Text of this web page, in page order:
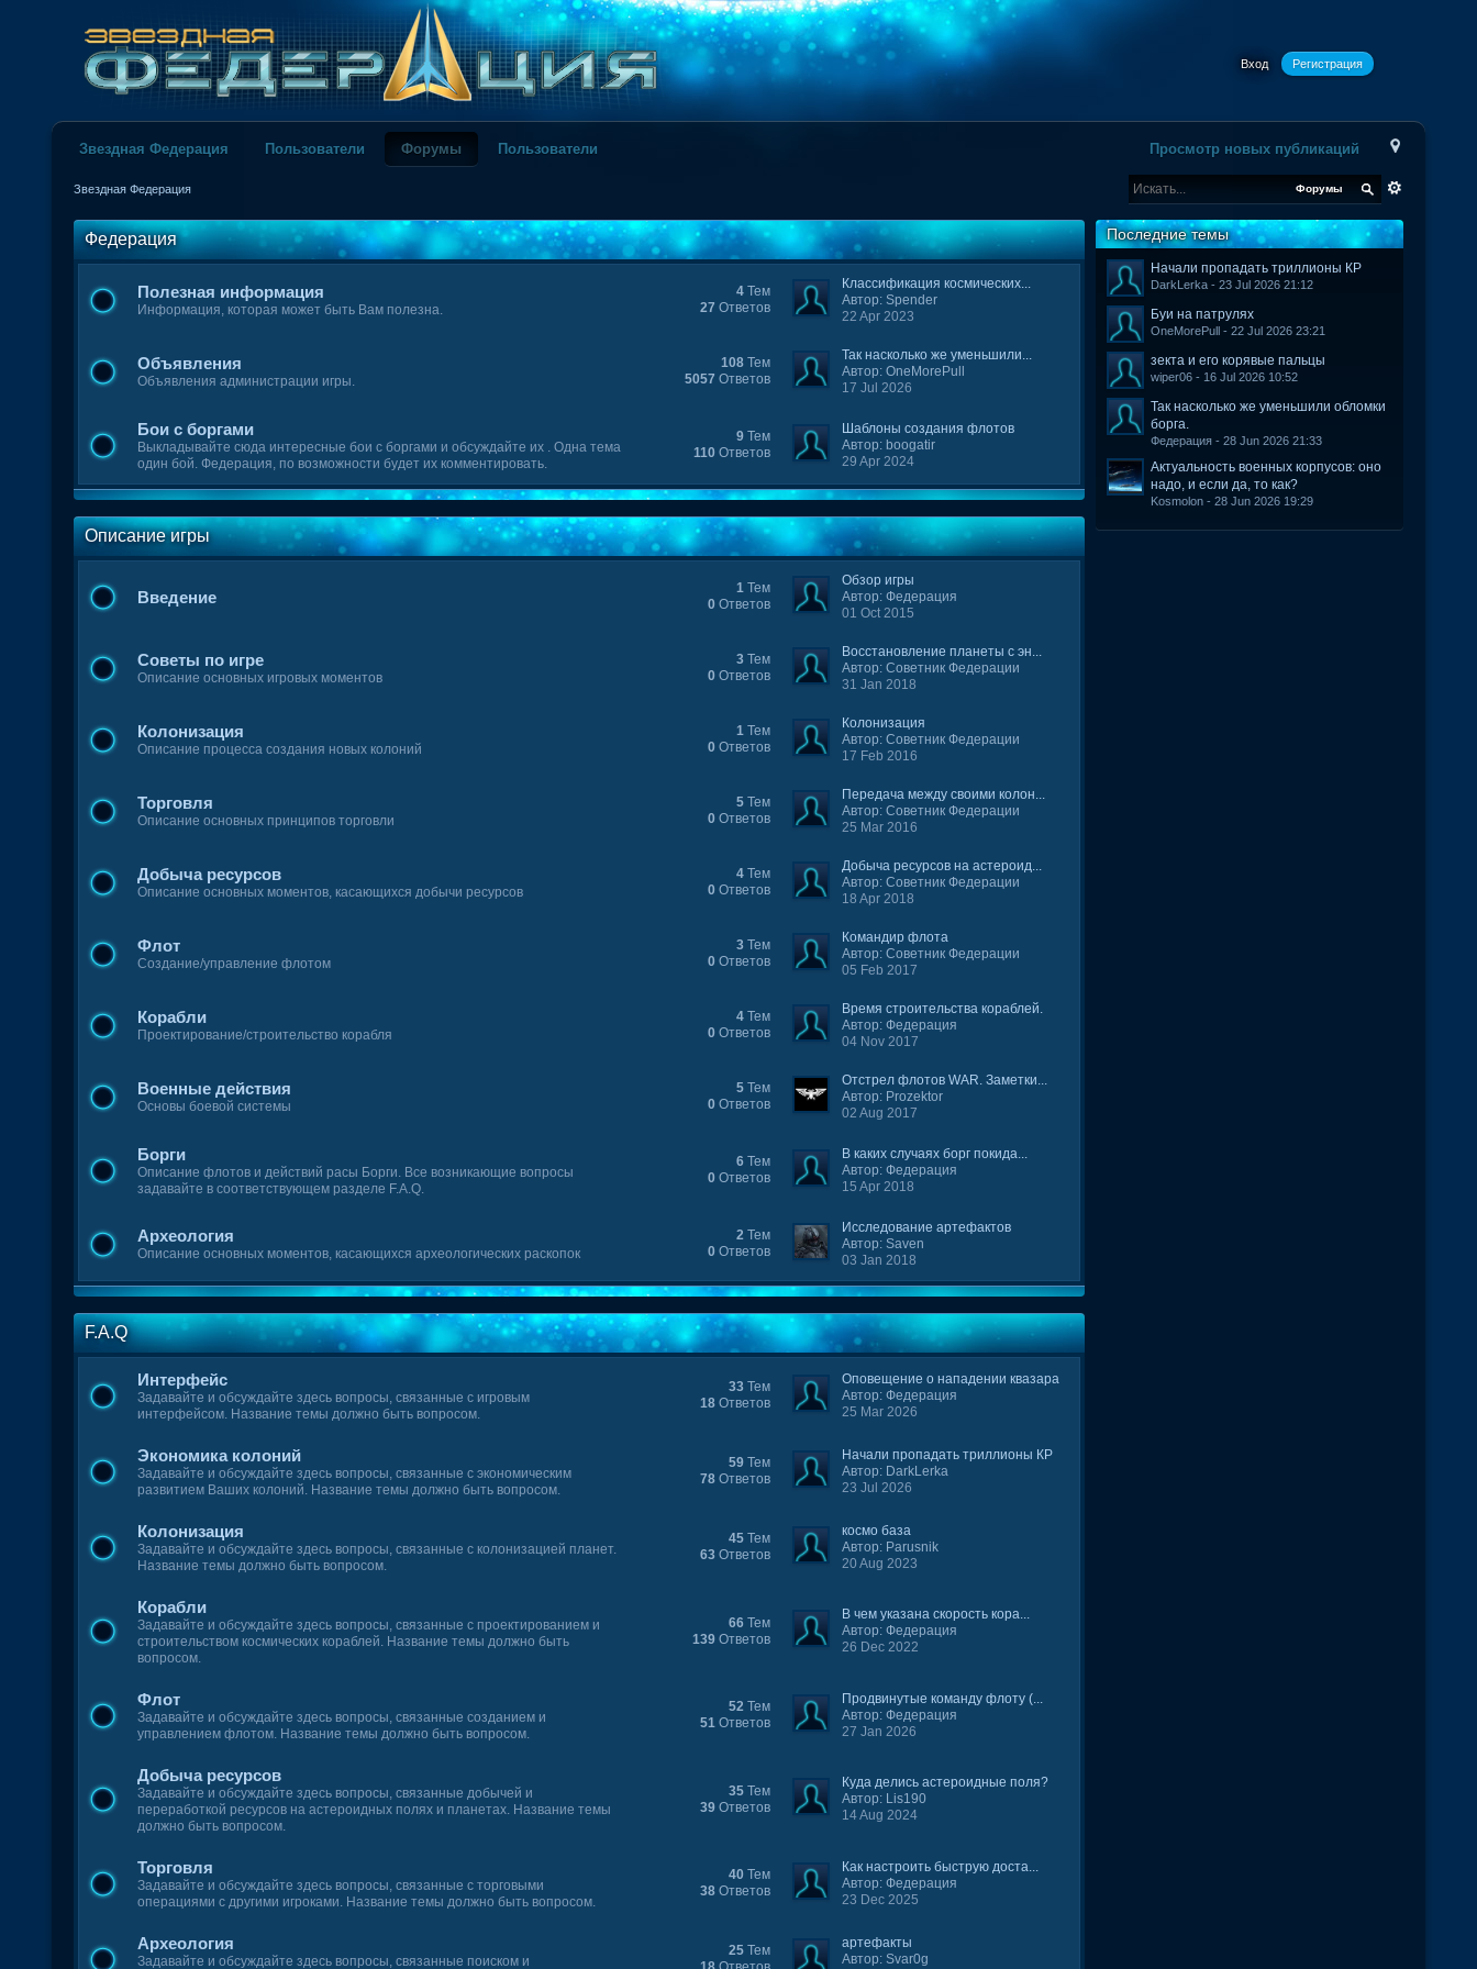
Вход Регистрация
Просмотр новых публикаций
Звездная Федерация Пользователи Форумы Пользователи
Звездная Федерация Форумы
Федерация
Полезная информация
Информация, которая может быть Вам полезна.
4 Тем
27 Ответов
Классификация космических...
Автор: Spender
22 Apr 2023
Объявления
Объявления администрации игры.
108 Тем
5057 Ответов
Так насколько же уменьшили...
Автор: OneMorePull
17 Jul 2026
Бои с боргами
Выкладывайте сюда интересные бои с боргами и обсуждайте их . Одна тема
один бой. Федерация, по возможности будет их комментировать.
9 Тем
110 Ответов
Шаблоны создания флотов
Автор: boogatir
29 Apr 2024
Описание игры
Введение 1 Тем
0 Ответов
Обзор игры
Автор: Федерация
01 Oct 2015
Советы по игре
Описание основных игровых моментов
3 Тем
0 Ответов
Восстановление планеты с эн...
Автор: Советник Федерации
31 Jan 2018
Колонизация
Описание процесса создания новых колоний
1 Тем
0 Ответов
Колонизация
Автор: Советник Федерации
17 Feb 2016
Торговля
Описание основных принципов торговли
5 Тем
0 Ответов
Передача между своими колон...
Автор: Советник Федерации
25 Mar 2016
Добыча ресурсов
Описание основных моментов, касающихся добычи ресурсов
4 Тем
0 Ответов
Добыча ресурсов на астероид...
Автор: Советник Федерации
18 Apr 2018
Флот
Создание/управление флотом
3 Тем
0 Ответов
Командир флота
Автор: Советник Федерации
05 Feb 2017
Корабли
Проектирование/строительство корабля
4 Тем
0 Ответов
Время строительства кораблей.
Автор: Федерация
04 Nov 2017
Военные действия
Основы боевой системы
5 Тем
0 Ответов
Отстрел флотов WAR. Заметки...
Автор: Prozektor
02 Aug 2017
Борги
Описание флотов и действий расы Борги. Все возникающие вопросы
задавайте в соответствующем разделе F.A.Q.
6 Тем
0 Ответов
В каких случаях борг покида...
Автор: Федерация
15 Apr 2018
Археология
Описание основных моментов, касающихся археологических раскопок
2 Тем
0 Ответов
Исследование артефактов
Автор: Saven
03 Jan 2018
F.A.Q
Интерфейс
Задавайте и обсуждайте здесь вопросы, связанные с игровым
интерфейсом. Название темы должно быть вопросом.
33 Тем
18 Ответов
Оповещение о нападении квазара
Автор: Федерация
25 Mar 2026
Экономика колоний
Задавайте и обсуждайте здесь вопросы, связанные с экономическим
развитием Ваших колоний. Название темы должно быть вопросом.
59 Тем
78 Ответов
Начали пропадать триллионы КР
Автор: DarkLerka
23 Jul 2026
Колонизация
Задавайте и обсуждайте здесь вопросы, связанные с колонизацией планет.
Название темы должно быть вопросом.
45 Тем
63 Ответов
космо база
Автор: Parusnik
20 Aug 2023
Корабли
Задавайте и обсуждайте здесь вопросы, связанные с проектированием и
строительством космических кораблей. Название темы должно быть
вопросом.
66 Тем
139 Ответов
В чем указана скорость кора...
Автор: Федерация
26 Dec 2022
Флот
Задавайте и обсуждайте здесь вопросы, связанные созданием и
управлением флотом. Название темы должно быть вопросом.
52 Тем
51 Ответов
Продвинутые команду флоту (...
Автор: Федерация
27 Jan 2026
Добыча ресурсов
Задавайте и обсуждайте здесь вопросы, связанные добычей и
переработкой ресурсов на астероидных полях и планетах. Название темы
должно быть вопросом.
35 Тем
39 Ответов
Куда делись астероидные поля?
Автор: Lis190
14 Aug 2024
Торговля
Задавайте и обсуждайте здесь вопросы, связанные с торговыми
операциями с другими игроками. Название темы должно быть вопросом.
40 Тем
38 Ответов
Как настроить быструю доста...
Автор: Федерация
23 Dec 2025
Археология
Задавайте и обсуждайте здесь вопросы, связанные поиском и
25 Тем
артефакты
Автор: Svar0g
Последние темы
Начали пропадать триллионы КР
DarkLerka - 23 Jul 2026 21:12
Буи на патрулях
OneMorePull - 22 Jul 2026 23:21
зекта и его корявые пальцы
wiper06 - 16 Jul 2026 10:52
Так насколько же уменьшили обломки
борга.
Федерация - 28 Jun 2026 21:33
Актуальность военных корпусов: оно
надо, и если да, то как?
Kosmolon - 28 Jun 2026 19:29